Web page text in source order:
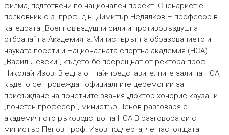
филма, подготвени по национален проект. Сценарист е
полковник о.з. проф. д.н. Димитър Недялков – професор в
катедрата „Военновъздушни сили и противовъздушна
отбрана“ на Академията.Министърът на образованието и
науката посети и Националната спортна академия (НСА)
„Васил Левски“, където бе посрещнат от ректора проф.
Николай Изов. В една от най-представителните зали на НСА,
където се провеждат официалните церемонии за
присъждане на почетните звания „доктор хонорис кауза“ и
„почетен професор“, министър Пенов разговаря с
академичното ръководство на НСА.В разговора си с
министър Пенов проф. Изов подчерта, че настоящата